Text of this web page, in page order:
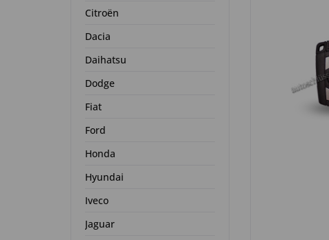
Citroën
Dacia
Daihatsu
Dodge
Fiat
Ford
Honda
Hyundai
Iveco
Jaguar